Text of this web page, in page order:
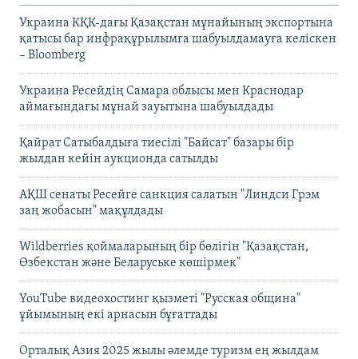
Украина КҚК-дағы Қазақстан мұнайының экспортына
қатысы бар инфрақұрылымға шабуылдамауға келіскен
– Bloomberg
Украина Ресейдің Самара облысы мен Краснодар
аймағындағы мұнай зауытына шабуылдады
Қайрат Сатыбалдыға тиесілі "Байсат" базары бір
жылдан кейін аукционда сатылды
АҚШ сенаты Ресейге санкция салатын "Линдси Грэм
заң жобасын" мақұлдады
Wildberries қоймаларының бір бөлігін "Қазақстан,
Өзбекстан және Беларуське көшірмек"
YouTube видеохостинг қызметі "Русская община"
ұйымының екі арнасын бұғаттады
Орталық Азия 2025 жылы әлемде туризм ең жылдам